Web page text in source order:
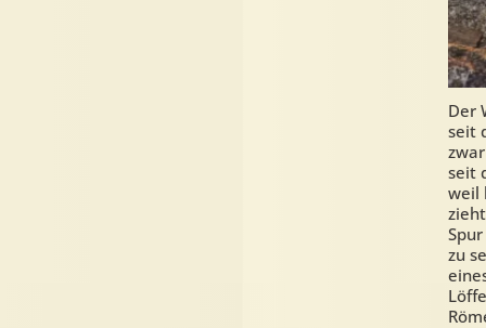
Der
seit
seit
weil
zu